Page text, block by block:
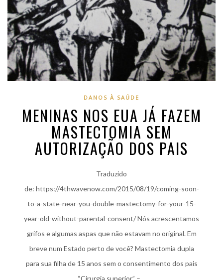
DANOS À SAÚDE
MENINAS NOS EUA JÁ FAZEM
MASTECTOMIA SEM
AUTORIZAÇÃO DOS PAIS
Traduzido
de: https://4thwavenow.com/2015/08/19/coming-soon-
to-a-state-near-you-double-mastectomy-for-your-15-
year-old-without-parental-consent/ Nós acrescentamos
grifos e algumas aspas que não estavam no original. Em
breve num Estado perto de você? Mastectomia dupla
para sua filha de 15 anos sem o consentimento dos pais
“Cirurgia superior” –…